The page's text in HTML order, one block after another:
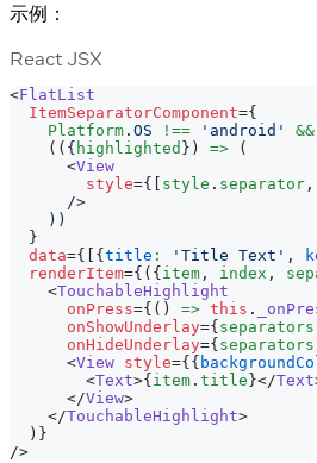
示例：
React JSX
<FlatList
ItemSeparatorComponent={
Platform . OS !== 'android'
&&
( ( { highlighted } ) =>
(
<View
style={ style . separator ,
/>
) )
}
data={ { title : 'Title Text' ,
renderItem={ ( { item , index ,
<TouchableHighlight
onPress={ ( ) => this .
onShowUnderlay={ separators
onHideUnderlay={ separators
<View style={ {
<Text>{ item . title }</Text
</View>
</TouchableHighlight>
) }
/>